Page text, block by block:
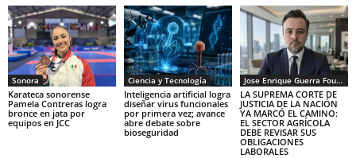
Sonora
Karateca sonorense
Pamela Contreras logra
bronce en jata por
equipos en JCC
Ciencia y Tecnología
Inteligencia artificial logra
diseñar virus funcionales
por primera vez; avance
abre debate sobre
bioseguridad
Jose Enrique Guerra Fourcade
LA SUPREMA CORTE DE
JUSTICIA DE LA NACIÓN
YA MARCÓ EL CAMINO:
EL SECTOR AGRÍCOLA
DEBE REVISAR SUS
OBLIGACIONES
LABORALES